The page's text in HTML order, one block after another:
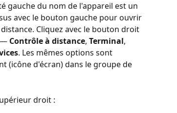
gauche du nom de l'appareil est un
avec le bouton gauche pour ouvrir
Cliquez avec le bouton droit
— Contrôle à distance, Terminal,
. Les mêmes options sont
(icône d'écran) dans le groupe de
droit :